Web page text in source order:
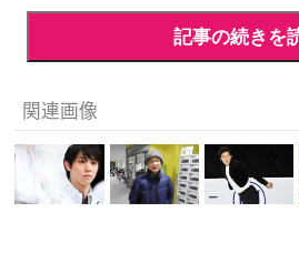
記事の続きを
関連画像